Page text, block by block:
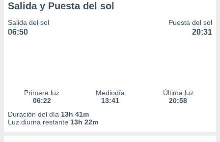
Salida y Puesta del sol
Salida del sol
06:50
Puesta del sol
20:31
Primera luz
06:22
Mediodía
13:41
Última luz
20:58
Duración del día 13h 41m
Luz diurna restante 13h 22m